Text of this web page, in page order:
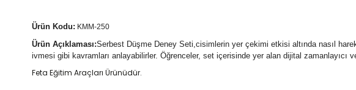
Ürün Kodu: KMM-250
Ürün Açıklaması:Serbest Düşme Deney Seti,cisimlerin yer çekimi etkisi altında nasıl
ivmesi gibi kavramları anlayabilirler. Öğrenceler, set içerisinde yer alan dijital
Feta Eğitim Araçları Ürünüdür.